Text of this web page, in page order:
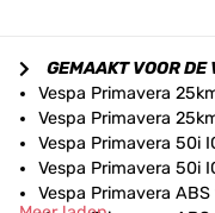
GEMAAKT VOOR DE
Vespa Primavera
Vespa Primavera
Vespa Primavera 50i
Vespa Primavera 50i
Vespa Primavera